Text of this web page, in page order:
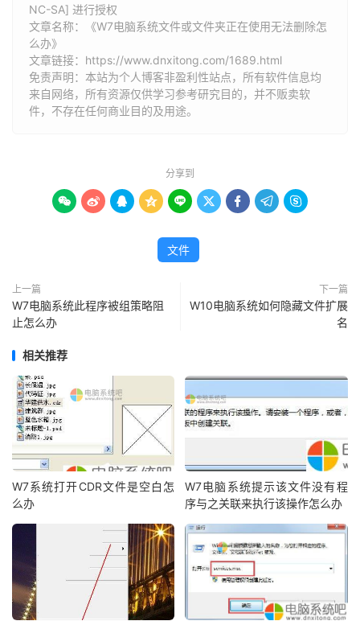
NC-SA] 进行授权
文章名称：《W7电脑系统文件或文件夹正在使用无法删除怎
么办》
文章链接： https://www.dnxitong.com/1689.html
免责声明：本站为个人博客非盈利性站点，所有软件信息均
来自网络，所有资源仅供学习参考研究目的，并不贩卖软
件，不存在任何商业目的及用途。
分享到
        
文件
上一篇
W7电脑系统此程序被组策略阻
止怎么办
下一篇
W10电脑系统如何隐藏文件扩展
名
相关推荐
W7系统打开CDR文件是空白怎
么办
W7电脑系统提示该文件没有程
序与之关联来执行该操作怎么办